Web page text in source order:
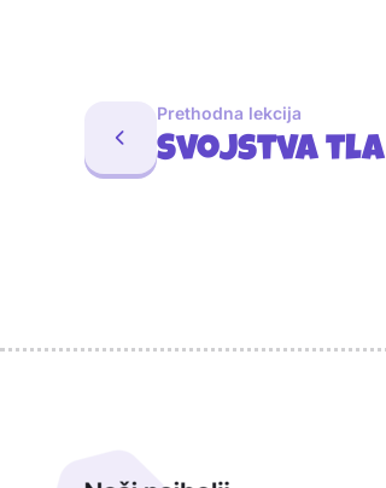
Prethodna lekcija
Svojstva tla